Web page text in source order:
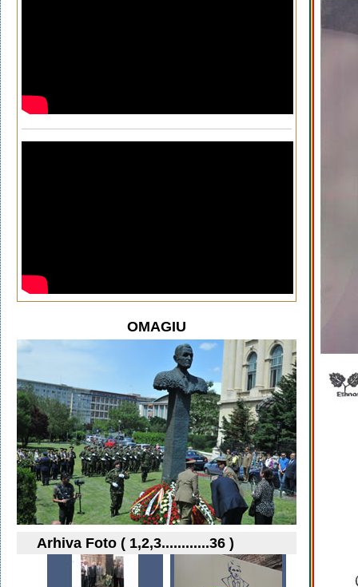
OMAGIU
Arhiva Foto ( 1,2,3............36 )